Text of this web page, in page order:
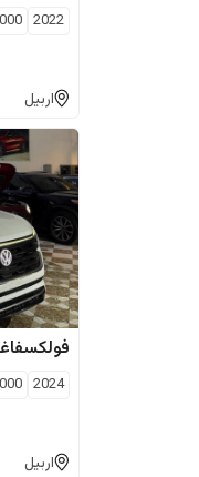
2022
اربيل
2024
اربيل